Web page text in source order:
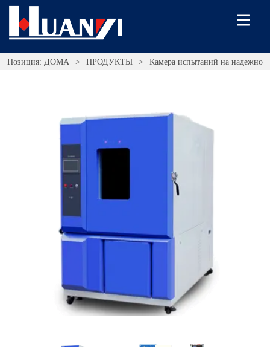
Позиция: ДОМА > ПРОДУКТЫ > Камера испытаний на